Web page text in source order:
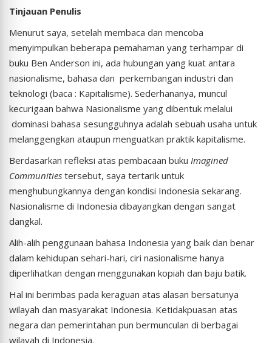
Tinjauan Penulis
Menurut saya, setelah membaca dan mencoba
menyimpulkan beberapa pemahaman yang terhampar di
buku Ben Anderson ini, ada hubungan yang kuat antara
nasionalisme, bahasa dan perkembangan industri dan
teknologi (baca : Kapitalisme). Sederhananya, muncul
kecurigaan bahwa Nasionalisme yang dibentuk melalui
dominasi bahasa sesungguhnya adalah sebuah usaha untuk
melanggengkan ataupun menguatkan praktik kapitalisme.
Berdasarkan refleksi atas pembacaan buku Imagined
Communities tersebut, saya tertarik untuk
menghubungkannya dengan kondisi Indonesia sekarang.
Nasionalisme di Indonesia dibayangkan dengan sangat
dangkal.
Alih-alih penggunaan bahasa Indonesia yang baik dan benar
dalam kehidupan sehari-hari, ciri nasionalisme hanya
diperlihatkan dengan menggunakan kopiah dan baju batik.
Hal ini berimbas pada keraguan atas alasan bersatunya
wilayah dan masyarakat Indonesia. Ketidakpuasan atas
negara dan pemerintahan pun bermunculan di berbagai
wilayah di Indonesia.